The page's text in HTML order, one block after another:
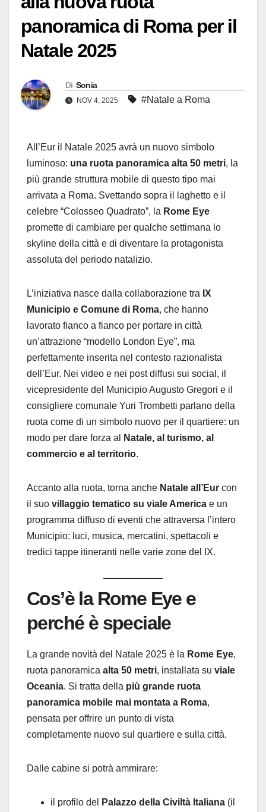
panoramica di Roma per il
Natale 2025
Di Sonia
NOV 4, 2025 #Natale a Roma
All’Eur il Natale 2025 avrà un nuovo simbolo
luminoso: una ruota panoramica alta 50 metri, la
più grande struttura mobile di questo tipo mai
arrivata a Roma. Svettando sopra il laghetto e il
celebre “Colosseo Quadrato”, la Rome Eye
promette di cambiare per qualche settimana lo
skyline della città e di diventare la protagonista
assoluta del periodo natalizio.
L’iniziativa nasce dalla collaborazione tra IX
Municipio e Comune di Roma, che hanno
lavorato fianco a fianco per portare in città
un’attrazione “modello London Eye”, ma
perfettamente inserita nel contesto razionalista
dell’Eur. Nei video e nei post diffusi sui social, il
vicepresidente del Municipio Augusto Gregori e il
consigliere comunale Yuri Trombetti parlano della
ruota come di un simbolo nuovo per il quartiere: un
modo per dare forza al
Natale, al turismo, al
commercio e al territorio.
Accanto alla ruota, torna anche Natale all’Eur con
il suo villaggio tematico su viale America e un
programma diffuso di eventi che attraversa l’intero
Municipio: luci, musica, mercatini, spettacoli e
tredici tappe itineranti nelle varie zone del IX.
Cos’è la Rome Eye e
perché è speciale
La grande novità del Natale 2025 è la Rome Eye,
ruota panoramica alta 50 metri, installata su viale
Oceania. Si tratta della più grande ruota
panoramica mobile mai montata a Roma,
pensata per offrire un punto di vista
completamente nuovo sul quartiere e sulla città.
Dalle cabine si potrà ammirare:
il profilo del Palazzo della Civiltà Italiana (il